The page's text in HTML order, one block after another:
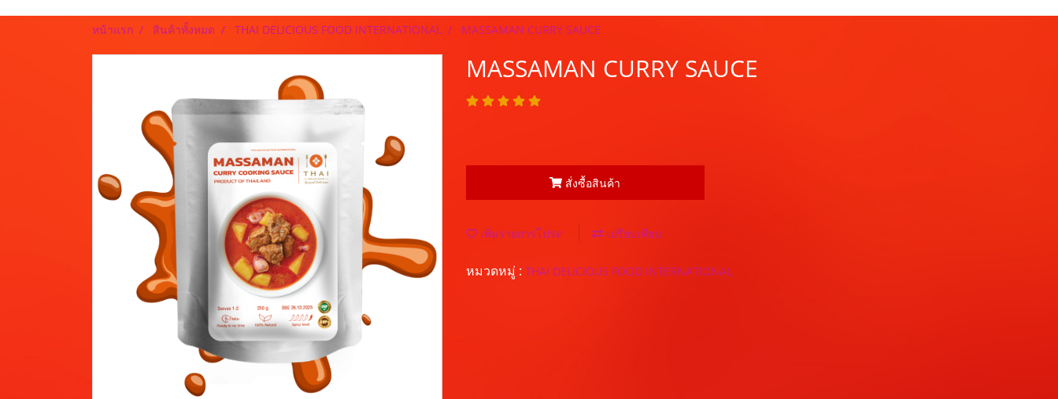
หน้าแรก สินค้าทั้งหมด THAI DELICIOUS FOOD INTERNATIONAL MASSAMAN CURRY SAUCE
MASSAMAN CURRY SAUCE
สั่งซื้อสินค้า
เพิ่มรายการโปรด เปรียบเทียบ
หมวดหมู่ : THAI DELICIOUS FOOD INTERNATIONAL